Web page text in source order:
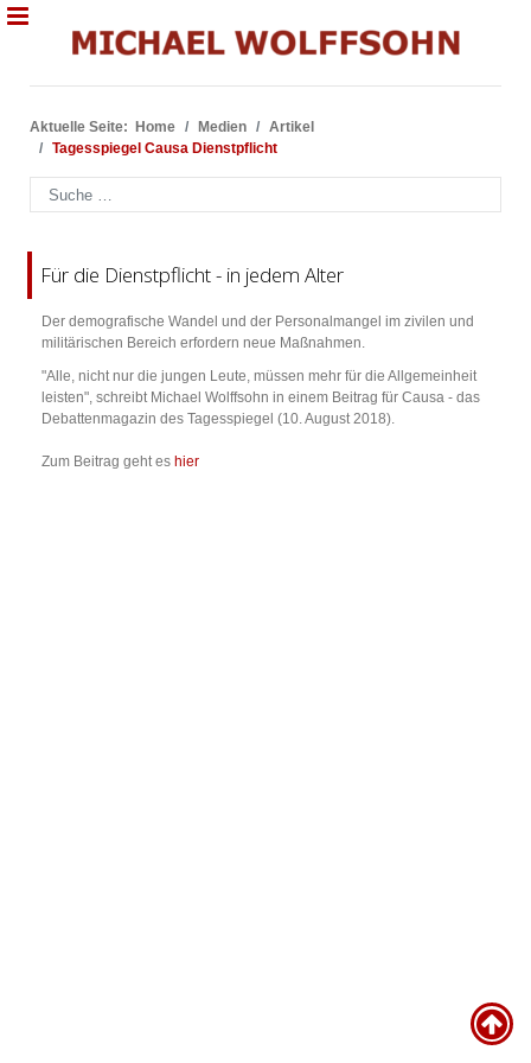
Aktuelle Seite: Home Medien
Artikel
Tagesspiegel Causa Dienstpflicht
Suchen
Für die Dienstpflicht - in jedem Alter
Der demografische Wandel und der Personalmangel im zivilen und
militärischen Bereich erfordern neue Maßnahmen.
"Alle, nicht nur die jungen Leute, müssen mehr für die Allgemeinheit
leisten", schreibt Michael Wolffsohn in einem Beitrag für Causa - das
Debattenmagazin des Tagesspiegel (10. August 2018).
Zum Beitrag geht es hier